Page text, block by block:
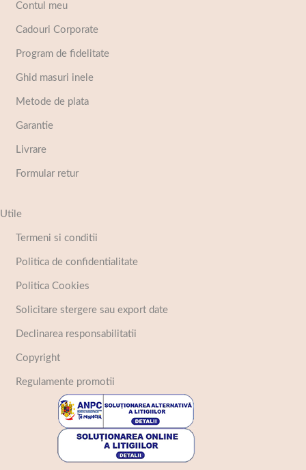
Contul meu
Cadouri Corporate
Program de fidelitate
Ghid masuri inele
Metode de plata
Garantie
Livrare
Formular retur
Utile
Termeni si conditii
Politica de confidentialitate
Politica Cookies
Solicitare stergere sau export date
Declinarea responsabilitatii
Copyright
Regulamente promotii